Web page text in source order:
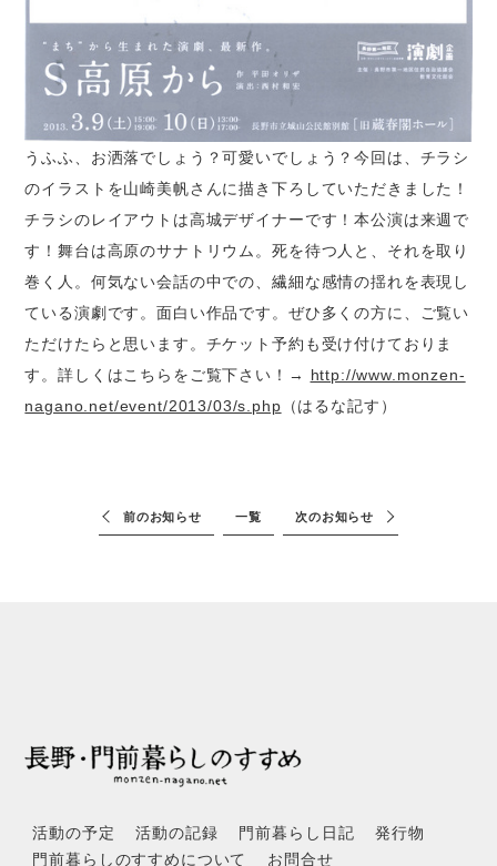
うふふ、お洒落でしょう？可愛いでしょう？今回は、チラシ
のイラストを山崎美帆さんに描き下ろしていただきました！
チラシのレイアウトは高城デザイナーです！本公演は来週で
す！舞台は高原のサナトリウム。死を待つ人と、それを取り
巻く人。何気ない会話の中での、繊細な感情の揺れを表現し
ている演劇です。面白い作品です。ぜひ多くの方に、ご覧い
ただけたらと思います。チケット予約も受け付けておりま
す。詳しくはこちらをご覧下さい！→ http://www.monzen-
nagano.net/event/2013/03/s.php （はるな記す）
前のお知らせ 一覧 次のお知らせ
活動の予定 活動の記録 門前暮らし日記
発行物
門前暮らしのすすめについて
お問合せ